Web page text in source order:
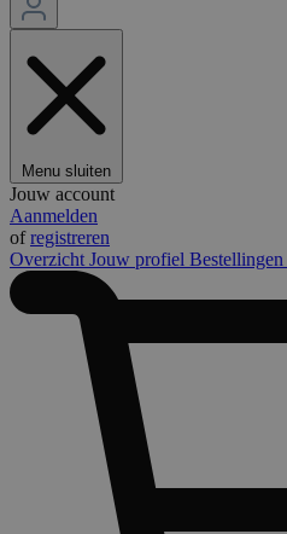
Menu sluiten
Jouw account
Aanmelden
ofregistreren
Overzicht Jouw profiel Bestellingen